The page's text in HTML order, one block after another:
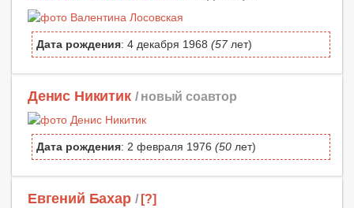
Дата рождения: 4 декабря 1968 (57лет)
Денис Никитик / новый соавтор
Дата рождения: 2 февраля 1976 (50 лет)
Евгений Бахар / [?]